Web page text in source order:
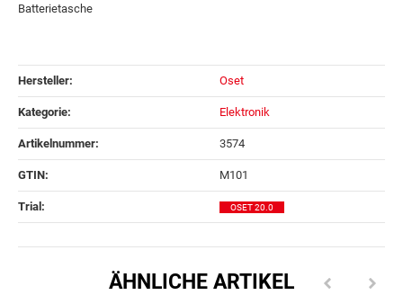
Batterietasche
Hersteller: Oset
Kategorie: Elektronik
Artikelnummer: 3574
GTIN: M101
Trial‍: OSET 20.0
ÄHNLICHE ARTIKEL